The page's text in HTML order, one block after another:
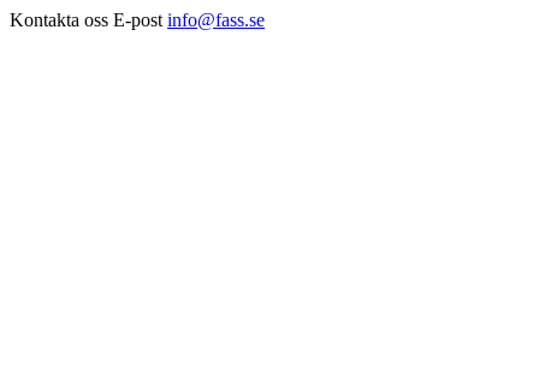
Kontakta oss E-post info@fass.se